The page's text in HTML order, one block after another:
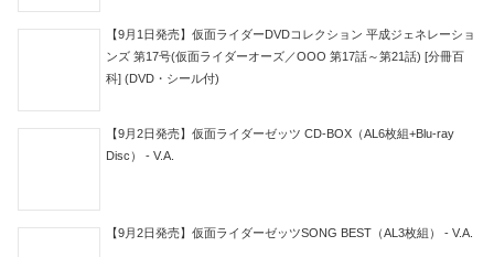
【9月1日発売】仮面ライダーDVDコレクション 平成ジェネレーショ
ンズ 第17号(仮面ライダーオーズ／OOO 第17話～第21話) [分冊百
科] (DVD・シール付)
【9月2日発売】仮面ライダーゼッツ CD-BOX（AL6枚組+Blu-ray
Disc） - V.A.
【9月2日発売】仮面ライダーゼッツSONG BEST（AL3枚組） - V.A.